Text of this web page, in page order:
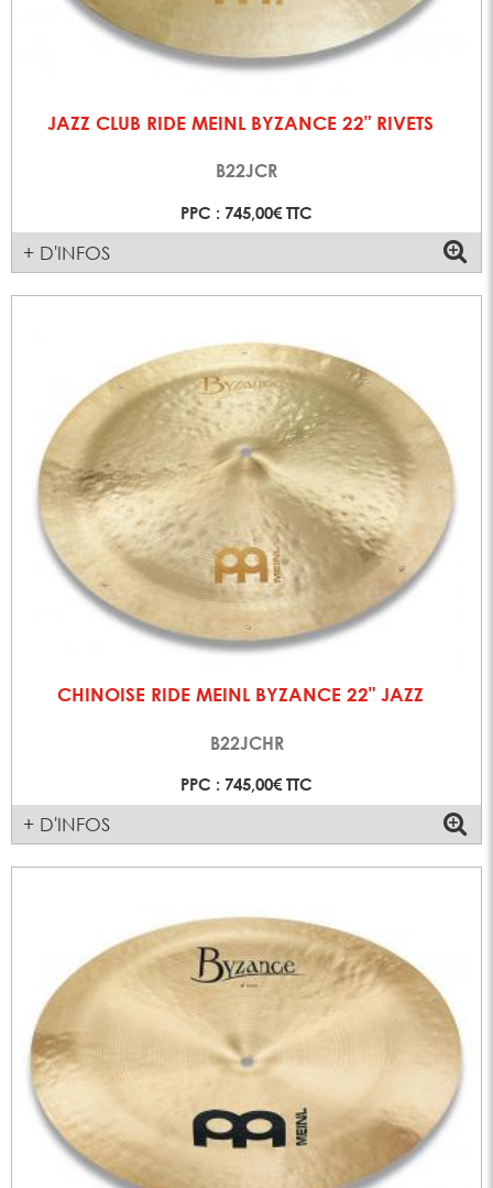
JAZZ CLUB RIDE MEINL BYZANCE 22" RIVETS
B22JCR
PPC : 745,00€ TTC
+ D'INFOS
CHINOISE RIDE MEINL BYZANCE 22" JAZZ
B22JCHR
PPC : 745,00€ TTC
+ D'INFOS